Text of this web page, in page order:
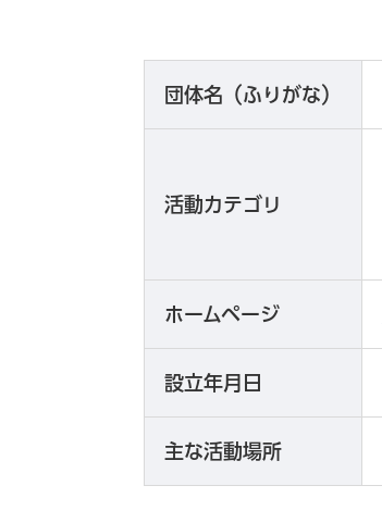
団体名（ふりがな）
活動カテゴリ
ホームページ
設立年月日
主な活動場所